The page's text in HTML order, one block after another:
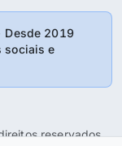
Desde 2019
sociais e
reservados